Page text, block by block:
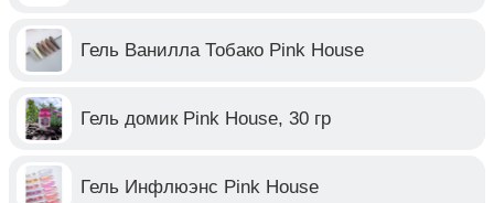
Гель Ванилла Тобако Pink House
Гель домик Pink House, 30 гр
Гель Инфлюэнс Pink House